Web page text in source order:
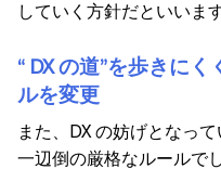
していく方針だといいます
“ DX の道”を歩きに
ルを変更
また、DX の妨げとなっ
一辺倒の厳格なルールで